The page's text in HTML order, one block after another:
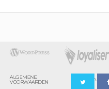
ALGEMENE
VOORWAARDEN DISCLAIMER